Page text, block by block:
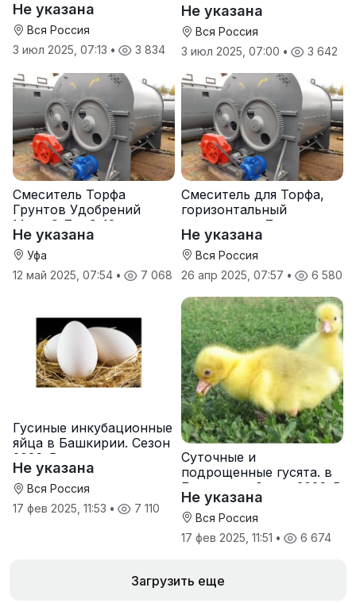
Не указана
Вся Россия
3 июл 2025, 07:13 • 3 834
Не указана
Вся Россия
3 июл 2025, 07:00 • 3 642
Смеситель Торфа
Грунтов Удобрений
Мела С-7 и С-12
Не указана
Уфа
12 май 2025, 07:54 • 7 068
Смеситель для Торфа,
горизонтальный
смеситель с-7
Не указана
Вся Россия
26 апр 2025, 07:57 • 6 580
Гусиные инкубационные
яйца в Башкирии. Сезон
2026. В наличии
Не указана
Вся Россия
17 фев 2025, 11:53 • 7 110
Суточные и
подрощенные гусята. в
Башкирии. Сезон 2026. В
наличии
Не указана
Вся Россия
17 фев 2025, 11:51 • 6 674
Загрузить еще